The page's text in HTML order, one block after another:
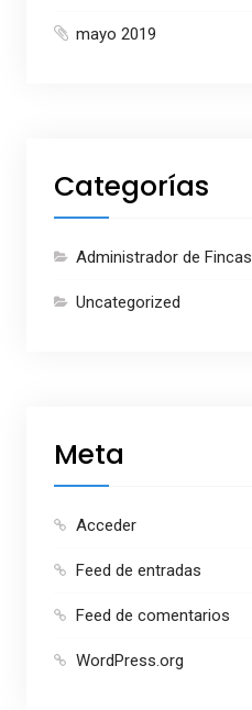
mayo 2019
Categorías
Administrador de Fincas
Uncategorized
Meta
Acceder
Feed de entradas
Feed de comentarios
WordPress.org